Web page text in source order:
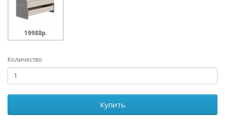
19988p.
Количество
Купить